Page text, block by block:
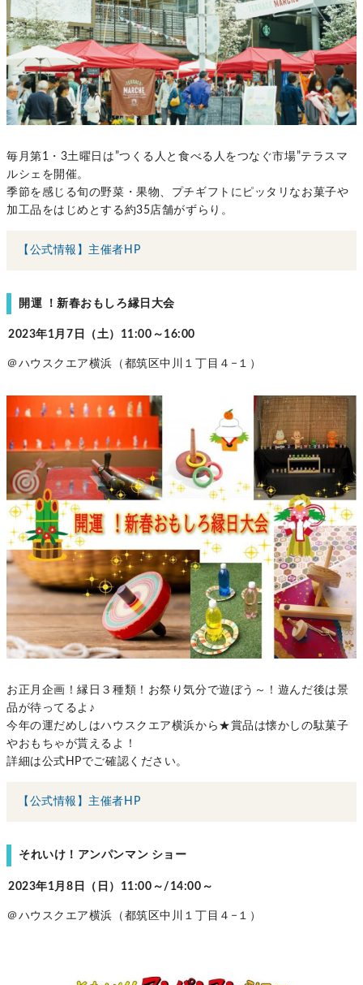
毎月第1・3土曜日は”つくる人と食べる人をつなぐ市場”テラスマ
ルシェを開催。
季節を感じる旬の野菜・果物、プチギフトにピッタリなお菓子や
加工品をはじめとする約35店舗がずらり。
【公式情報】主催者HP
開運 ！新春おもしろ縁日大会
2023年1月7日（土）11:00～16:00
＠ハウスクエア横浜（都筑区中川１丁目４−１）
お正月企画！縁日３種類！お祭り気分で遊ぼう～！遊んだ後は景
品が待ってるよ♪
今年の運だめしはハウスクエア横浜から★賞品は懐かしの駄菓子
やおもちゃが貰えるよ！
詳細は公式HPでご確認ください。
【公式情報】主催者HP
それいけ！アンパンマン ショー
2023年1月8日（日）11:00～/14:00～
＠ハウスクエア横浜（都筑区中川１丁目４−１）